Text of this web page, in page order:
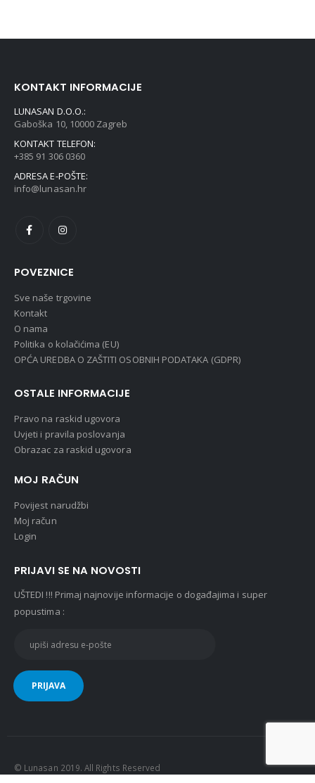
KONTAKT INFORMACIJE
LUNASAN D.O.O.:
Gaboška 10, 10000 Zagreb
KONTAKT TELEFON:
+385 91 306 0360
ADRESA E-POŠTE:
info@lunasan.hr
POVEZNICE
Sve naše trgovine
Kontakt
O nama
Politika o kolačićima (EU)
OPĆA UREDBA O ZAŠTITI OSOBNIH PODATAKA (GDPR)
OSTALE INFORMACIJE
Pravo na raskid ugovora
Uvjeti i pravila poslovanja
Obrazac za raskid ugovora
MOJ RAČUN
Povijest narudžbi
Moj račun
Login
PRIJAVI SE NA NOVOSTI
UŠTEDI !!! Primaj najnovije informacije o događajima i super
popustima :
© Lunasan 2019. All Rights Reserved